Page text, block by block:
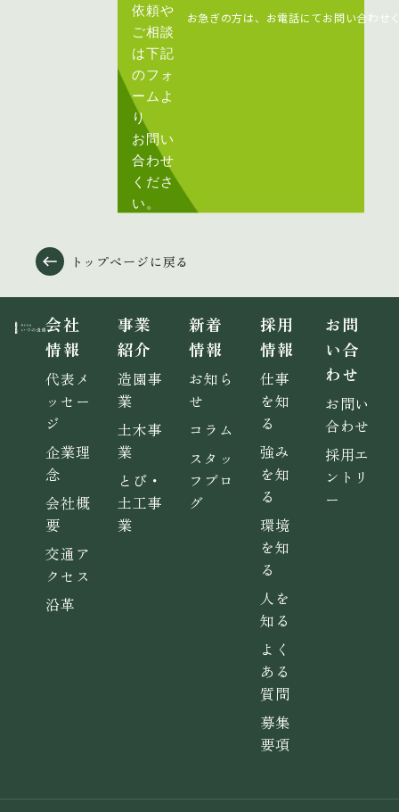
依頼や
ご相談
は下記
のフォ
ームよ
り
お問い
合わせ
くださ
い。
お急ぎの方は、お電話にてお問い合わせ
トップページに戻る
会社
情報
代表メ
ッセー
ジ
企業理
念
会社概
要
交通ア
クセス
沿革
事業
紹介
造園事
業
土木事
業
とび・
土工事
業
新着
情報
お知ら
せ
コラム
スタッ
フブロ
グ
採用
情報
仕事
を知
る
強み
を知
る
環境
を知
る
人を
知る
よく
ある
質問
募集
要項
お問
い合
わせ
お問い
合わせ
採用エ
ントリ
ー